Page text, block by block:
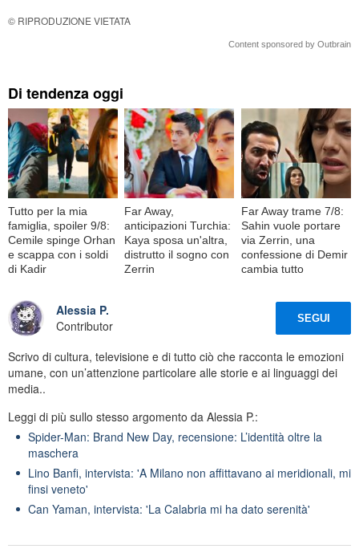
© RIPRODUZIONE VIETATA
Content sponsored by Outbrain
Di tendenza oggi
Tutto per la mia
famiglia, spoiler 9/8:
Cemile spinge Orhan
e scappa con i soldi
di Kadir
Far Away,
anticipazioni Turchia:
Kaya sposa un'altra,
distrutto il sogno con
Zerrin
Far Away trame 7/8:
Sahin vuole portare
via Zerrin, una
confessione di Demir
cambia tutto
Alessia P.
Contributor
SEGUI
Scrivo di cultura, televisione e di tutto ciò che racconta le emozioni
umane, con un’attenzione particolare alle storie e ai linguaggi dei
media..
Leggi di più sullo stesso argomento da Alessia P.:
Spider-Man: Brand New Day, recensione: L’identità oltre la
maschera
Lino Banfi, intervista: 'A Milano non affittavano ai meridionali, mi
finsi veneto'
Can Yaman, intervista: 'La Calabria mi ha dato serenità'